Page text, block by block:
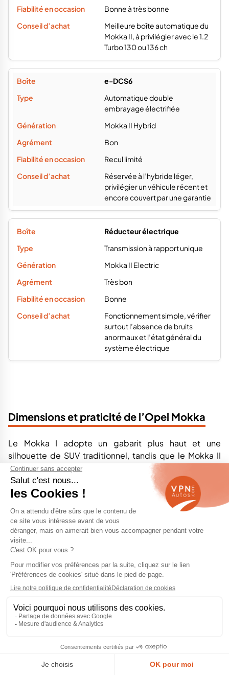
Bonne à très bonne
Meilleure boîte automatique du
Mokka II, à privilégier avec le 1.2
Turbo 130 ou 136 ch
e-DCS6
Automatique double
embrayage électrifiée
Mokka II Hybrid
Bon
Recul limité
Réservée à l’hybride léger,
privilégier un véhicule récent et
encore couvert par une garantie
Réducteur électrique
Transmission à rapport unique
Mokka II Electric
Très bon
Bonne
Fonctionnement simple, vérifier
surtout l’absence de bruits
anormaux et l’état général du
système électrique
Dimensions et praticité de l’Opel Mokka
Le Mokka I adopte un gabarit plus haut et une
silhouette de SUV traditionnel, tandis que le Mokka II
est plus court, plus bas et visuellement plus
dynamique. Les deux générations restent adaptées à
la circulation urbaine, mais leur habitabilité arrière et
leur coffre demeurent dans la moyenne basse du
segment des SUV compacts.
Mokka I / Mokka X (2012-2019)
Environ 4 278 mm
Environ 1 658 mm
Environ 356 L